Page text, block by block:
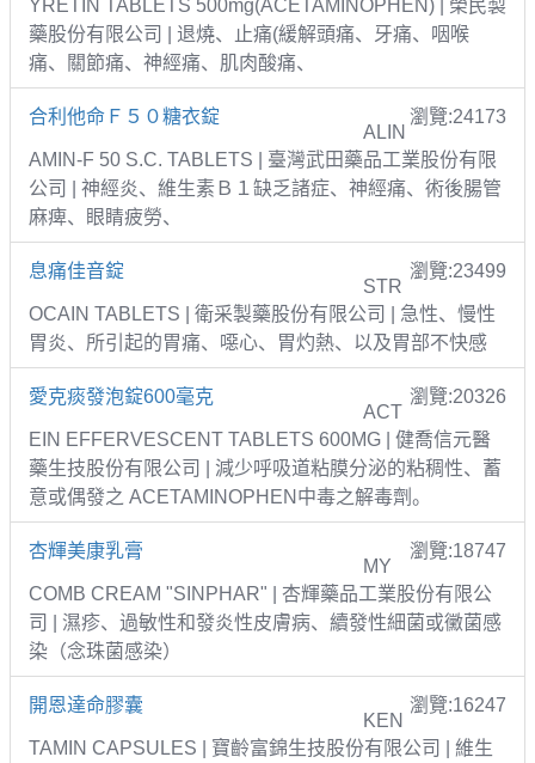
YRETIN TABLETS 500mg(ACETAMINOPHEN) | 榮民製
藥股份有限公司 | 退燒、止痛(緩解頭痛、牙痛、咽喉
痛、關節痛、神經痛、肌肉酸痛、
合利他命Ｆ５０糖衣錠 瀏覽:24173
ALIN
AMIN-F 50 S.C. TABLETS | 臺灣武田藥品工業股份有限
公司 | 神經炎、維生素Ｂ１缺乏諸症、神經痛、術後腸管
麻痺、眼睛疲勞、
息痛佳音錠 瀏覽:23499
STR
OCAIN TABLETS | 衛采製藥股份有限公司 | 急性、慢性
胃炎、所引起的胃痛、噁心、胃灼熱、以及胃部不快感
愛克痰發泡錠600毫克 瀏覽:20326
ACT
EIN EFFERVESCENT TABLETS 600MG | 健喬信元醫
藥生技股份有限公司 | 減少呼吸道粘膜分泌的粘稠性、蓄
意或偶發之 ACETAMINOPHEN中毒之解毒劑。
杏輝美康乳膏 瀏覽:18747
MY
COMB CREAM "SINPHAR" | 杏輝藥品工業股份有限公
司 | 濕疹、過敏性和發炎性皮膚病、續發性細菌或黴菌感
染（念珠菌感染）
開恩達命膠囊 瀏覽:16247
KEN
TAMIN CAPSULES | 寶齡富錦生技股份有限公司 | 維生